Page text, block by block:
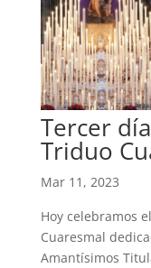
Tercer
Triduo
Mar 11, 2023
Hoy celebramos
Cuaresmal
Amantísimos